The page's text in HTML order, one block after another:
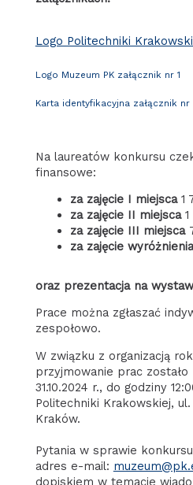
Logo Politechniki
Logo Muzeum PK załącznik nr 1
Karta identyfikacyjna załącznik nr
Na laureatów konkursu
finansowe:
za zajęcie I miejsca1
za zajęcie II miejsca
za zajęcie III miejsca
za zajęcie wyróżnienia
oraz prezentacja na
Prace można zgłaszać
zespołowo.
W związku z organizacją
przyjmowanie prac zostało
31.10.2024 r., do godziny
Politechniki Krakowskiej,
Kraków.
Pytania w sprawie
adres e-mail:
dopiskiem w temacie